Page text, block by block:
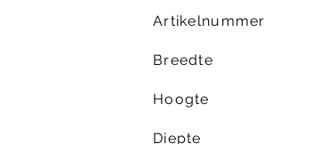
Artikelnummer
Breedte
Hoogte
Diepte